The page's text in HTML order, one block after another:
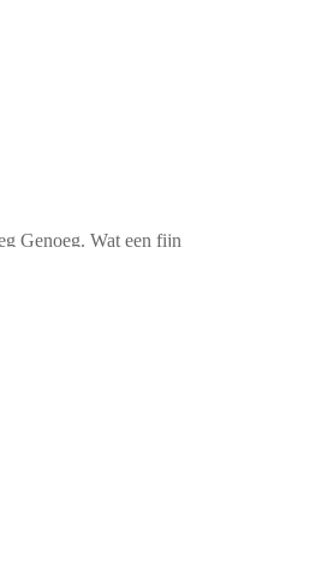
Genoeg. Wat een fijn